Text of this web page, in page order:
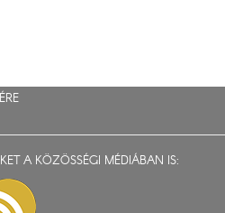
A KÖZÖSSÉGI MÉDIÁBAN IS: